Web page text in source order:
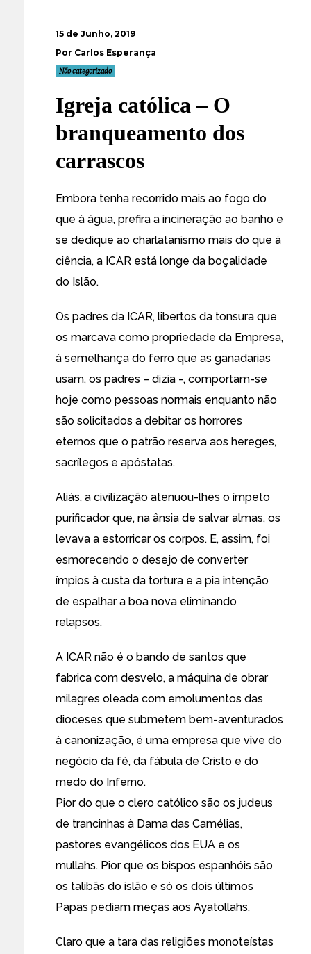
15 de Junho, 2019
Por Carlos Esperança
Não categorizado
Igreja católica – O
branqueamento dos
carrascos
Embora tenha recorrido mais ao fogo do
que à água, prefira a incineração ao banho e
se dedique ao charlatanismo mais do que à
ciência, a ICAR está longe da boçalidade
do Islão.
Os padres da ICAR, libertos da tonsura que
os marcava como propriedade da Empresa,
à semelhança do ferro que as ganadarias
usam, os padres – dizia -, comportam-se
hoje como pessoas normais enquanto não
são solicitados a debitar os horrores
eternos que o patrão reserva aos hereges,
sacrílegos e apóstatas.
Aliás, a civilização atenuou-lhes o ímpeto
purificador que, na ânsia de salvar almas, os
levava a estorricar os corpos. E, assim, foi
esmorecendo o desejo de converter
ímpios à custa da tortura e a pia intenção
de espalhar a boa nova eliminando
relapsos.
A ICAR não é o bando de santos que
fabrica com desvelo, a máquina de obrar
milagres oleada com emolumentos das
dioceses que submetem bem-aventurados
à canonização, é uma empresa que vive do
negócio da fé, da fábula de Cristo e do
medo do Inferno.
Pior do que o clero católico são os judeus
de trancinhas à Dama das Camélias,
pastores evangélicos dos EUA e os
mullahs. Pior que os bispos espanhóis são
os talibãs do islão e só os dois últimos
Papas pediam meças aos Ayatollahs.
Claro que a tara das religiões monoteístas